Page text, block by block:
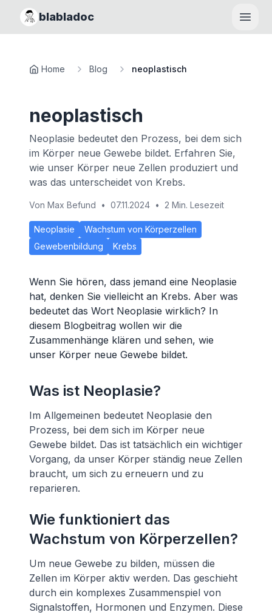
blabladoc
Home Blog neoplastisch
neoplastisch
Neoplasie bedeutet den Prozess, bei dem sich
im Körper neue Gewebe bildet. Erfahren Sie,
wie unser Körper neue Zellen produziert und
was das unterscheidet von Krebs.
Von Max Befund • 07.11.2024 • 2 Min. Lesezeit
Neoplasie
Wachstum von Körperzellen
Gewebenbildung
Krebs
Wenn Sie hören, dass jemand eine Neoplasie
hat, denken Sie vielleicht an Krebs. Aber was
bedeutet das Wort Neoplasie wirklich? In
diesem Blogbeitrag wollen wir die
Zusammenhänge klären und sehen, wie
unser Körper neue Gewebe bildet.
Was ist Neoplasie?
Im Allgemeinen bedeutet Neoplasie den
Prozess, bei dem sich im Körper neue
Gewebe bildet. Das ist tatsächlich ein wichtiger
Vorgang, da unser Körper ständig neue Zellen
braucht, um sich zu erneuern und zu
reparieren.
Wie funktioniert das
Wachstum von Körperzellen?
Um neue Gewebe zu bilden, müssen die
Zellen im Körper aktiv werden. Das geschieht
durch ein komplexes Zusammenspiel von
Signalstoffen, Hormonen und Enzymen. Diese